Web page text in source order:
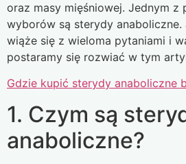
oraz masy mięśniowej. Jednym z
wyborów są sterydy anaboliczne.
wiąże się z wieloma pytaniami i
postaramy się rozwiać w tym
Gdzie kupić sterydy anaboliczne
1. Czym są
anaboliczne?